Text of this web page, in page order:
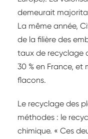
demeurait
La même année,
de la filière des
taux de recyclage
30 % en France, et
flacons.
Le recyclage des
méthodes : le
chimique. « Ces